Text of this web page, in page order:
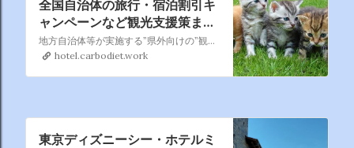
全国自治体の旅行・宿泊割引キ
ャンペーンなど観光支援策まと
め｜県民割・GoToトラベル併
用も
地方自治体等が実施する”県外向けの”観光復興支援策（旅行・宿泊割引、プレミアム付宿泊券などの観光キャンペーン）を都道府県別に掲載しています。インターネットを探し回らなくても、一覧からお得な観光キャンペーンを見つけることできます。
hotel.carbodiet.work
東京ディズニーシー・ホテルミ